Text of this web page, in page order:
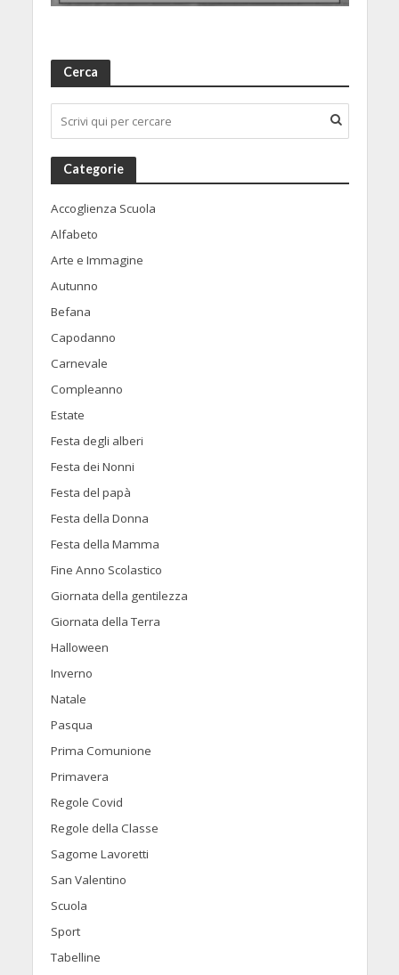
Cerca
Categorie
Accoglienza Scuola
Alfabeto
Arte e Immagine
Autunno
Befana
Capodanno
Carnevale
Compleanno
Estate
Festa degli alberi
Festa dei Nonni
Festa del papà
Festa della Donna
Festa della Mamma
Fine Anno Scolastico
Giornata della gentilezza
Giornata della Terra
Halloween
Inverno
Natale
Pasqua
Prima Comunione
Primavera
Regole Covid
Regole della Classe
Sagome Lavoretti
San Valentino
Scuola
Sport
Tabelline